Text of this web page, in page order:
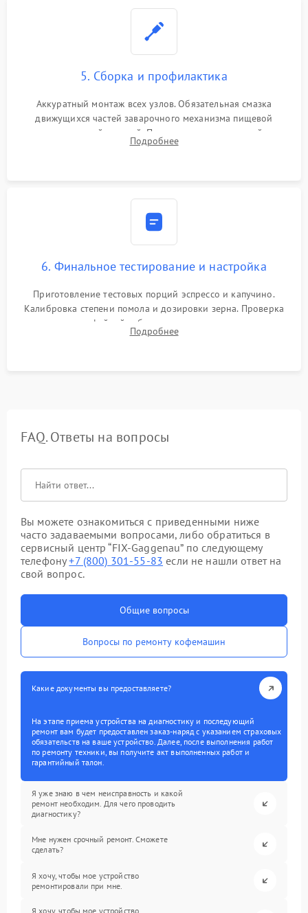
5. Сборка и профилактика
Аккуратный монтаж всех узлов. Обязательная смазка
движущихся частей заварочного механизма пищевой
силиконовой смазкой. Проведение программной
декальцинации и очистки системы от кофейных масел.
Подробнее
6. Финальное тестирование и настройка
Приготовление тестовых порций эспрессо и капучино.
Калибровка степени помола и дозировки зерна. Проверка
плотности кофейной таблетки, температуры напитка и
качества молочной пены. Контроль отсутствия посторонних
Подробнее
FAQ. Ответы на вопросы
Вы можете ознакомиться с приведенными ниже
часто задаваемыми вопросами, либо обратиться в
сервисный центр “FIX-Gaggenau” по следующему
телефону+7 (800) 301-55-83 если не нашли ответ на
свой вопрос.
Общие вопросы
Вопросы по ремонту кофемашин
Какие документы вы предоставляете?
На этапе приема устройства на диагностику и последующий
ремонт вам будет предоставлен заказ-наряд с указанием страховых
обязательств на ваше устройство. Далее, после выполнения работ
по ремонту техники, вы получите акт выполненных работ и
гарантийный талон.
Я уже знаю в чем неисправность и какой
ремонт необходим. Для чего проводить
диагностику?
Мне нужен срочный ремонт. Сможете
сделать?
Я хочу, чтобы мое устройство
ремонтировали при мне.
Я хочу, чтобы мое устройство